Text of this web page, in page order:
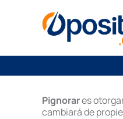
Pignorares
cambiará de